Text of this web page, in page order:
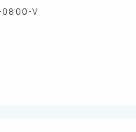
V